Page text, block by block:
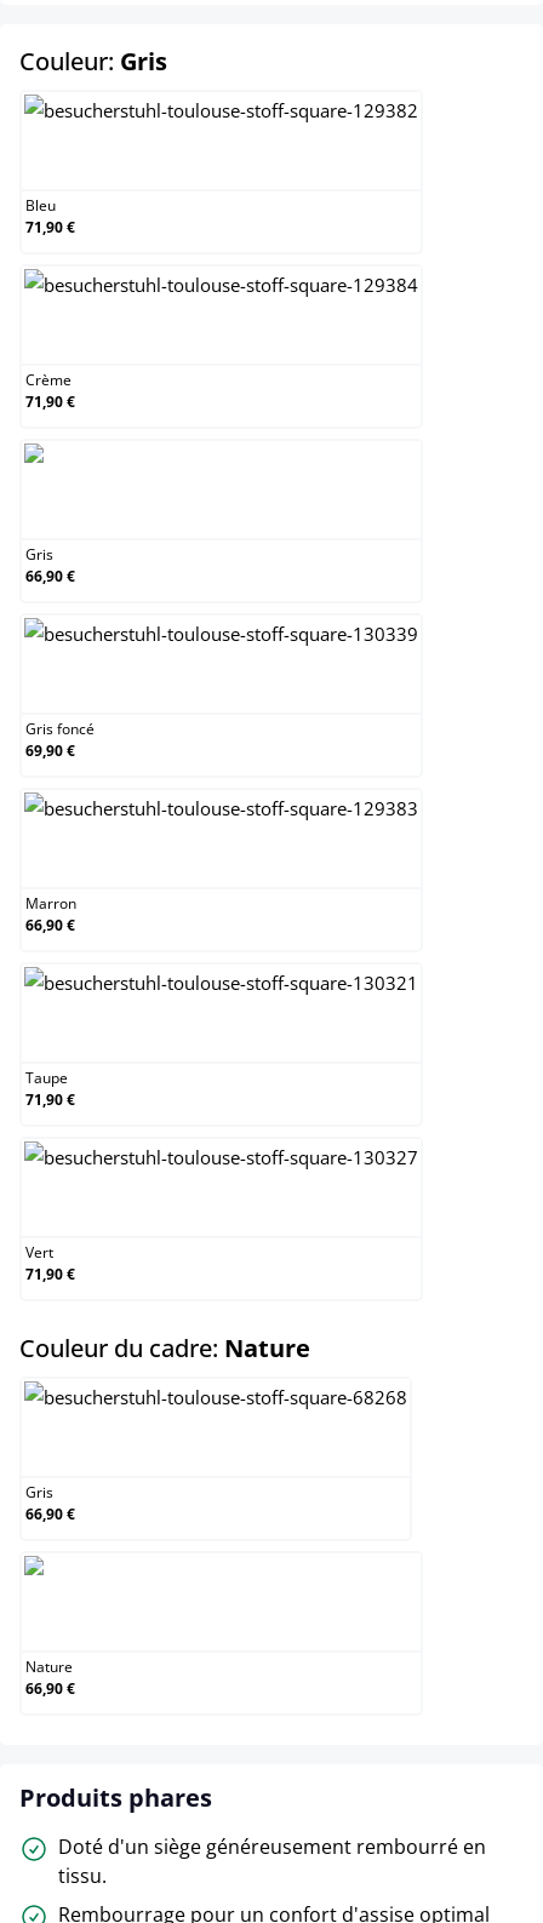
Couleur: Grisselect
Bleu
71,90 €
Crème
71,90 €
Gris
66,90 €
Gris foncé
69,90 €
Marron
66,90 €
Taupe
71,90 €
Vert
71,90 €
Couleur du cadre: Nature
Gris
66,90 €
Nature
66,90 €
Produits phares
Doté d'un siège généreusement rembourré en
tissu.
Rembourrage pour un confort d'assise optimal